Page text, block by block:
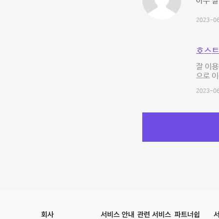
2023-
호스
잘 이
으로
2023-
회사 서비스 안내 관련 서비스 파트너쉽